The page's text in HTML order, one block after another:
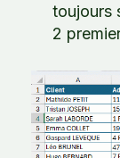
toujours
2